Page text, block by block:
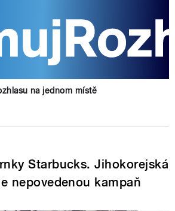
na jednom místě
Starbucks. Jihokorejská
nepovedenou kampaň